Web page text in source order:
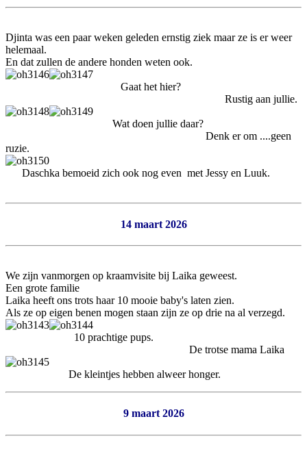
Djinta was een paar weken geleden ernstig ziek maar ze is er weer
helemaal.
En dat zullen de andere honden weten ook.
Gaat het hier?
Rustig aan jullie.
Wat doen jullie daar?
Denk er om ....geen
ruzie.
Daschka bemoeid zich ook nog even met Jessy en Luuk.
14 maart 2026
We zijn vanmorgen op kraamvisite bij Laika geweest.
Een grote familie
Laika heeft ons trots haar 10 mooie baby's laten zien.
Als ze op eigen benen mogen staan zijn ze op drie na al verzegd.
10 prachtige pups.
De trotse mama Laika
De kleintjes hebben alweer honger.
9 maart 2026